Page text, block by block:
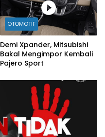
OTOMOTIF
Demi Xpander, Mitsubishi
Bakal Mengimpor Kembali
Pajero Sport